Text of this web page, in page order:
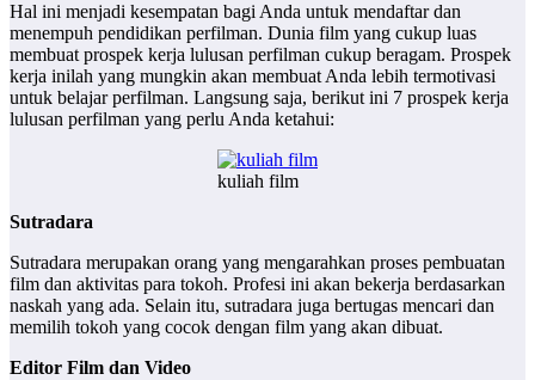
Hal ini menjadi kesempatan bagi Anda untuk mendaftar dan
menempuh pendidikan perfilman. Dunia film yang cukup luas
membuat prospek kerja lulusan perfilman cukup beragam. Prospek
kerja inilah yang mungkin akan membuat Anda lebih termotivasi
untuk belajar perfilman. Langsung saja, berikut ini 7 prospek kerja
lulusan perfilman yang perlu Anda ketahui:
kuliah film
Sutradara
Sutradara merupakan orang yang mengarahkan proses pembuatan
film dan aktivitas para tokoh. Profesi ini akan bekerja berdasarkan
naskah yang ada. Selain itu, sutradara juga bertugas mencari dan
memilih tokoh yang cocok dengan film yang akan dibuat.
Editor Film dan Video